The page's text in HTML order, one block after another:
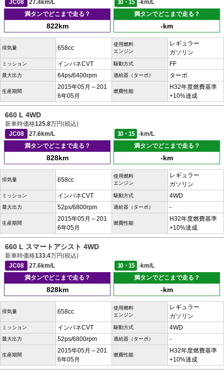
JC08
27.4km/L 10・15
-km/L
満タンでどこまで走る？
822km
満タンでどこまで走る？
-km
排気量 658cc
使用燃料
エンジン
レギュラー
ガソリン
ミッション インパネCVT 駆動方式 FF
最大出力 64ps/6400rpm 過給器（ターボ） ターボ
生産期間
2015年05月～201
6年05月
燃費性能
H32年度燃費基準
+10%達成
660 L 4WD
新車時価格125.8万円(税込)
JC08
27.6km/L 10・15
-km/L
満タンでどこまで走る？
828km
満タンでどこまで走る？
-km
排気量 658cc
使用燃料
エンジン
レギュラー
ガソリン
ミッション インパネCVT 駆動方式 4WD
最大出力 52ps/6800rpm 過給器（ターボ） -
生産期間
2015年05月～201
6年05月
燃費性能
H32年度燃費基準
+10%達成
660 L スマートアシスト 4WD
新車時価格133.4万円(税込)
JC08
27.6km/L 10・15
-km/L
満タンでどこまで走る？
828km
満タンでどこまで走る？
-km
排気量 658cc
使用燃料
エンジン
レギュラー
ガソリン
ミッション インパネCVT 駆動方式 4WD
最大出力 52ps/6800rpm 過給器（ターボ） -
生産期間
2015年05月～201
6年05月
燃費性能
H32年度燃費基準
+10%達成